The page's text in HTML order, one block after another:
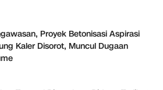
Proyek Betonisasi Aspirasi
Kaler Disorot, Muncul Dugaan